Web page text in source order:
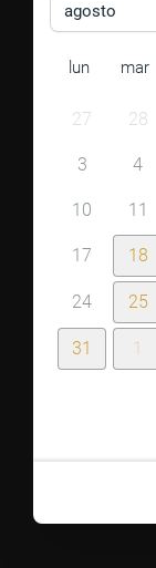
agosto
lun mar
27 28
3 4
10 11
17 18
24 25
31 1